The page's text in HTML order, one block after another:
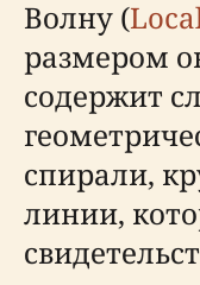
Волну (
размером
содержит
спирали,
линии,